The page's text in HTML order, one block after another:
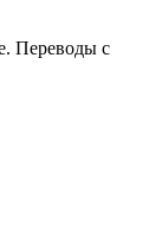
Переводы с